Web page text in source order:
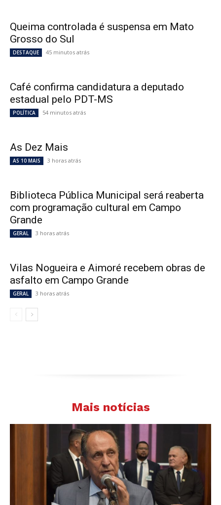
Queima controlada é suspensa em Mato
Grosso do Sul
DESTAQUE 45 minutos atrás
Café confirma candidatura a deputado
estadual pelo PDT-MS
POLÍTICA 54 minutos atrás
As Dez Mais
AS 10 MAIS 3 horas atrás
Biblioteca Pública Municipal será reaberta
com programação cultural em Campo
Grande
GERAL 3 horas atrás
Vilas Nogueira e Aimoré recebem obras de
asfalto em Campo Grande
GERAL 3 horas atrás
Mais notícias